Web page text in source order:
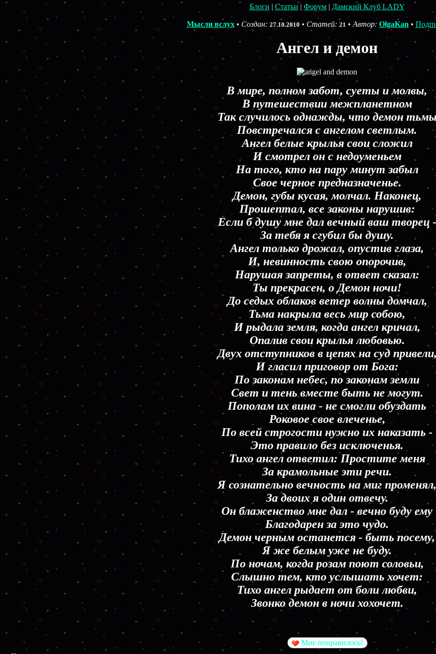
Блоги | Статьи | Форум| Дамский Клуб LADY
Мысли вслух• Создан: 27.10.2010 • Статей: 21 • Автор: OlgaKan •
Ангел и демон
В мире, полном забот, суеты и молвы,
В путешествии межпланетном
Так случилось однажды, что демон
Повстречался с ангелом светлым.
Ангел белые крылья свои сложил
И смотрел он с недоуменьем
На того, кто на пару минут забыл
Свое черное предназначенье.
Демон, губы кусая, молчал. Наконец,
Прошептал, все законы нарушив:
Если б душу мне дал вечный ваш творец -
За тебя я сгубил бы душу.
Ангел только дрожал, опустив глаза,
И, невинность свою опорочив,
Нарушая запреты, в ответ сказал:
Ты прекрасен, о Демон ночи!
До седых облаков ветер волны домчал,
Тьма накрыла весь мир собою,
И рыдала земля, когда ангел кричал,
Опалив свои крылья любовью.
Двух отступников в цепях на суд
И гласил приговор от Бога:
По законам небес, по законам земли
Свет и тень вместе быть не могут.
Пополам их вина - не смогли обуздать
Роковое свое влеченье,
По всей строгости нужно их наказать -
Это правило без исключенья.
Тихо ангел ответил: Простите меня
За крамольные эти речи.
Я сознательно вечность на миг променял,
За двоих я один отвечу.
Он блаженство мне дал - вечно буду ему
Благодарен за это чудо.
Демон черным останется - быть посему,
Я же белым уже не буду.
По ночам, когда розам поют соловьи,
Слышно тем, кто услышать хочет:
Тихо ангел рыдает от боли любви,
Звонко демон в ночи хохочет.
Мне понравилось!